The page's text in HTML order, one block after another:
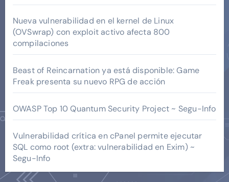
Nueva vulnerabilidad en el kernel de Linux
(OVSwrap) con exploit activo afecta 800
compilaciones
Beast of Reincarnation ya está disponible: Game
Freak presenta su nuevo RPG de acción
OWASP Top 10 Quantum Security Project ~ Segu-Info
Vulnerabilidad crítica en cPanel permite ejecutar
SQL como root (extra: vulnerabilidad en Exim) ~
Segu-Info